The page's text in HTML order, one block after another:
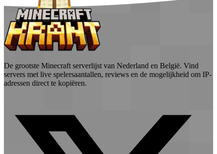
De grootste Minecraft serverlijst van Nederland en België. Vind
servers met live spelersaantallen, reviews en de mogelijkheid om IP-
adressen direct te kopiëren.